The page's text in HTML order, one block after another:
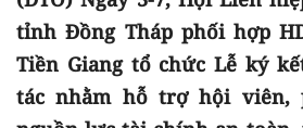
tỉnh Đồng Tháp phối hợp
Tiền Giang tổ chức Lễ ký
tác nhằm hỗ trợ hội viên,